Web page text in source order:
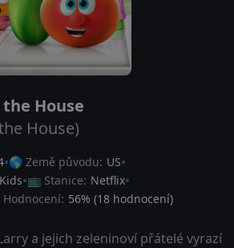
House
House)
🌎 Země původu: US
Kids 📺 Stanice: Netflix
56% (18 hodnocení)
a jejich zeleninoví přátelé vyrazí